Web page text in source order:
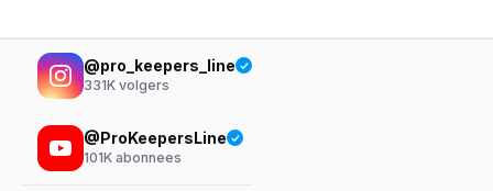
@pro_keepers_line
331K volgers
@ProKeepersLine
101K abonnees